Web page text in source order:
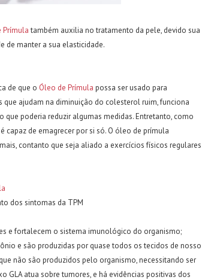
Prímulatambém auxilia no tratamento da pele, devido sua
de manter a sua elasticidade.
de que o Óleo de Prímula possa ser usado para
que ajudam na diminuição do colesterol ruim, funciona
poderia reduzir algumas medidas. Entretanto, como
capaz de emagrecer por si só. O óleo de prímula
contanto que seja aliado a exercícios físicos regulares
dos sintomas da TPM
e fortalecem o sistema imunológico do organismo;
e são produzidas por quase todos os tecidos de nosso
não são produzidos pelo organismo, necessitando ser
GLA atua sobre tumores, e há evidências positivas dos